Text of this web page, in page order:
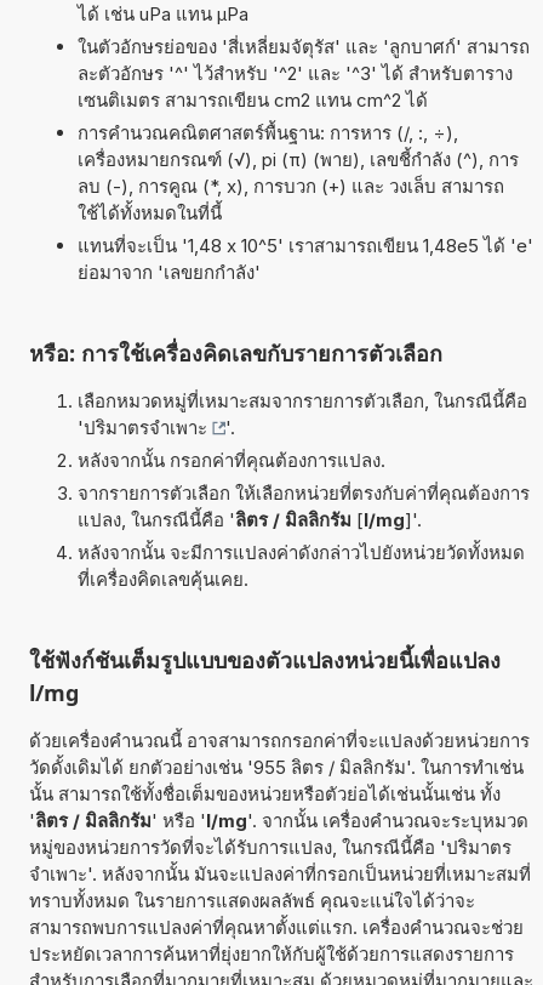
ได้ เช่น uPa แทน µPa
ในตัวอักษรย่อของ 'สี่เหลี่ยมจัตุรัส' และ 'ลูกบาศก์' สามารถ
ละตัวอักษร '^' ไว้สำหรับ '^2' และ '^3' ได้ สำหรับตาราง
เซนติเมตร สามารถเขียน cm2 แทน cm^2 ได้
การคำนวณคณิตศาสตร์พื้นฐาน: การหาร (/, :, ÷),
เครื่องหมายกรณฑ์ (√), pi (π) (พาย), เลขชี้กำลัง (^), การ
ลบ (-), การคูณ (*, x), การบวก (+) และ วงเล็บ สามารถ
ใช้ได้ทั้งหมดในที่นี้
แทนที่จะเป็น '1,48 x 10^5' เราสามารถเขียน 1,48e5 ได้ 'e'
ย่อมาจาก 'เลขยกกำลัง'
หรือ: การใช้เครื่องคิดเลขกับรายการตัวเลือก
เลือกหมวดหมู่ที่เหมาะสมจากรายการตัวเลือก, ในกรณีนี้คือ
'ปริมาตรจำเพาะ
'.
หลังจากนั้น กรอกค่าที่คุณต้องการแปลง.
จากรายการตัวเลือก ให้เลือกหน่วยที่ตรงกับค่าที่คุณต้องการ
แปลง, ในกรณีนี้คือ 'ลิตร / มิลลิกรัม [l/mg]'.
หลังจากนั้น จะมีการแปลงค่าดังกล่าวไปยังหน่วยวัดทั้งหมด
ที่เครื่องคิดเลขคุ้นเคย.
ใช้ฟังก์ชันเต็มรูปแบบของตัวแปลงหน่วยนี้เพื่อแปลง
l/mg
ด้วยเครื่องคำนวณนี้ อาจสามารถกรอกค่าที่จะแปลงด้วยหน่วยการ
วัดดั้งเดิมได้ ยกตัวอย่างเช่น '955 ลิตร / มิลลิกรัม'. ในการทำเช่น
นั้น สามารถใช้ทั้งชื่อเต็มของหน่วยหรือตัวย่อได้เช่นนั้นเช่น ทั้ง
'ลิตร / มิลลิกรัม' หรือ 'l/mg'. จากนั้น เครื่องคำนวณจะระบุหมวด
หมู่ของหน่วยการวัดที่จะได้รับการแปลง, ในกรณีนี้คือ 'ปริมาตร
จำเพาะ'. หลังจากนั้น มันจะแปลงค่าที่กรอกเป็นหน่วยที่เหมาะสมที่
ทราบทั้งหมด ในรายการแสดงผลลัพธ์ คุณจะแน่ใจได้ว่าจะ
สามารถพบการแปลงค่าที่คุณหาตั้งแต่แรก. เครื่องคำนวณจะช่วย
ประหยัดเวลาการค้นหาที่ยุ่งยากให้กับผู้ใช้ด้วยการแสดงรายการ
สำหรับการเลือกที่มากมายที่เหมาะสม ด้วยหมวดหมู่ที่มากมายและ